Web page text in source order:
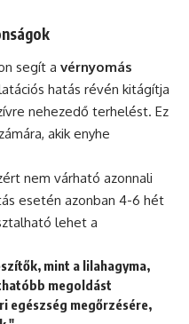
segít a vérnyomás
hatás révén kitágítja
nehezedő terhelést. Ez
akik enyhe
nem várható azonnali
esetén azonban 4-6 hét
lehet a
mint a lilahagyma,
megoldást
egészség megőrzésére,